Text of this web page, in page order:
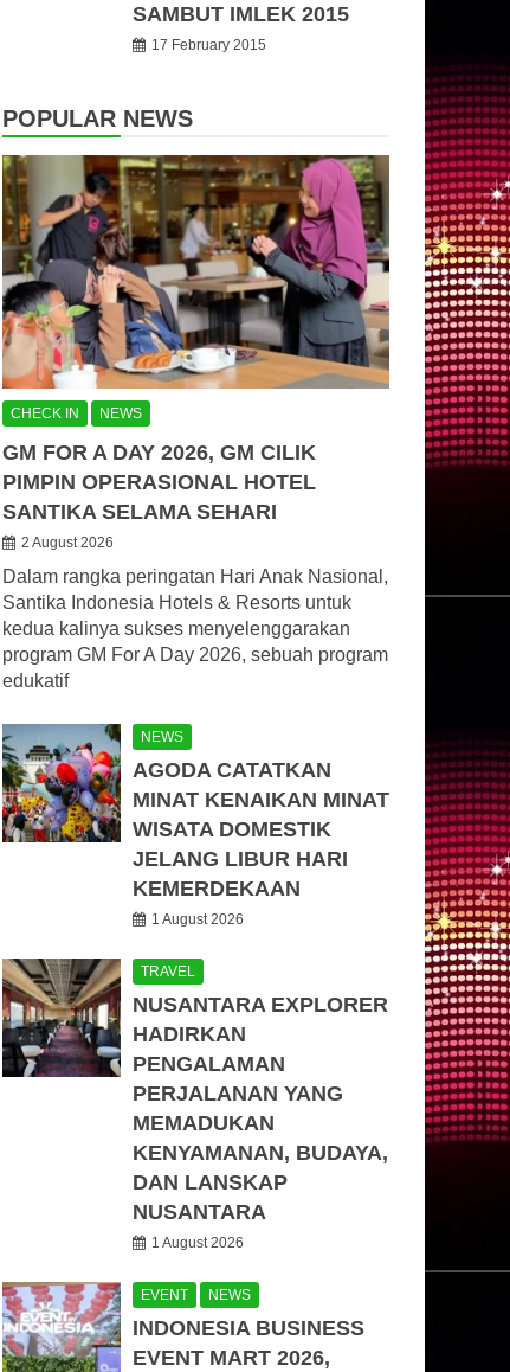
SAMBUT IMLEK 2015
17 February 2015
POPULAR NEWS
CHECK IN NEWS
GM FOR A DAY 2026, GM CILIK
PIMPIN OPERASIONAL HOTEL
SANTIKA SELAMA SEHARI
2 August 2026
Dalam rangka peringatan Hari Anak Nasional,
Santika Indonesia Hotels & Resorts untuk
kedua kalinya sukses menyelenggarakan
program GM For A Day 2026, sebuah program
edukatif
NEWS
AGODA CATATKAN
MINAT KENAIKAN MINAT
WISATA DOMESTIK
JELANG LIBUR HARI
KEMERDEKAAN
1 August 2026
TRAVEL
NUSANTARA EXPLORER
HADIRKAN
PENGALAMAN
PERJALANAN YANG
MEMADUKAN
KENYAMANAN, BUDAYA,
DAN LANSKAP
NUSANTARA
1 August 2026
EVENT NEWS
INDONESIA BUSINESS
EVENT MART 2026,